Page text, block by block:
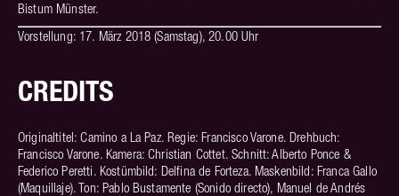
Bistum Münster.
Vorstellung: 17. März 2018 (Samstag), 20.00 Uhr
CREDITS
Originaltitel: Camino a La Paz. Regie: Francisco Varone. Drehbuch:
Francisco Varone. Kamera: Christian Cottet. Schnitt: Alberto Ponce &
Federico Peretti. Kostümbild: Delfina de Forteza. Maskenbild: Franca Gallo
(Maquillaje). Ton: Pablo Bustamente (Sonido directo), Manuel de Andrés